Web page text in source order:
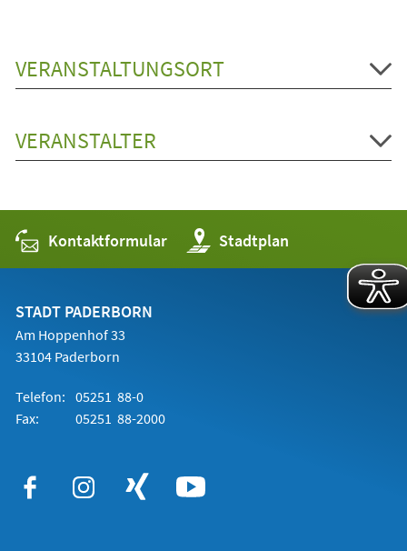
VERANSTALTUNGSORT
VERANSTALTER
Kontaktformular Stadtplan
(Öffnet
in
einem
STADT PADERBORN
Am Hoppenhof 33
33104 Paderborn
Telefon: 05251 88-0
Fax:
05251 88-2000